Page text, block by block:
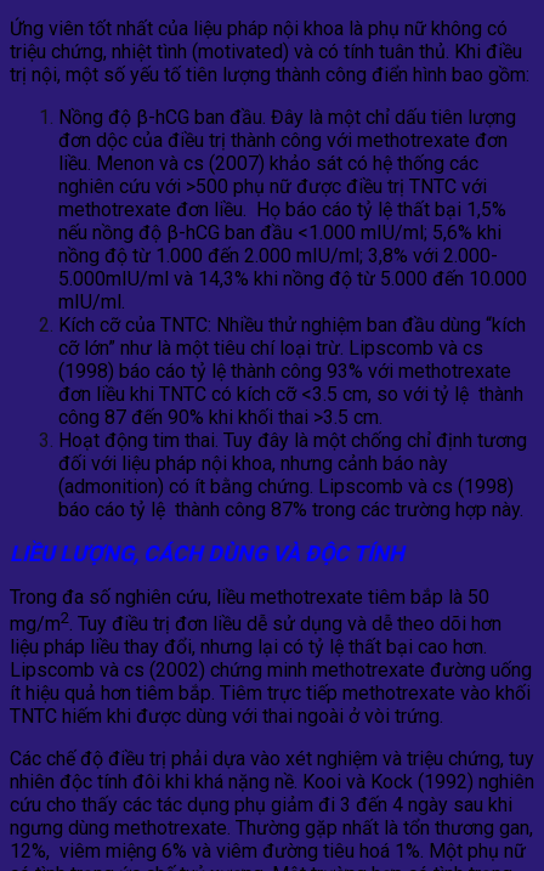
Ứng viên tốt nhất của liệu pháp nội khoa là phụ nữ không có
triệu chứng, nhiệt tình (motivated) và có tính tuân thủ. Khi điều
trị nội, một số yếu tố tiên lượng thành công điển hình bao gồm:
Nồng độ β-hCG ban đầu. Đây là một chỉ dấu tiên lượng
đơn dộc của điều trị thành công với methotrexate đơn
liều. Menon và cs (2007) khảo sát có hệ thống các
nghiên cứu với >500 phụ nữ được điều trị TNTC với
methotrexate đơn liều. Họ báo cáo tỷ lệ thất bại 1,5%
nếu nồng độ β-hCG ban đầu <1.000 mIU/ml; 5,6% khi
nồng độ từ 1.000 đến 2.000 mIU/ml; 3,8% với 2.000-
5.000mIU/ml và 14,3% khi nồng độ từ 5.000 đến 10.000
mIU/ml.
Kích cỡ của TNTC: Nhiều thử nghiệm ban đầu dùng “kích
cỡ lớn” như là một tiêu chí loại trừ. Lipscomb và cs
(1998) báo cáo tỷ lệ thành công 93% với methotrexate
đơn liều khi TNTC có kích cỡ <3.5 cm, so với tỷ lệ thành
công 87 đến 90% khi khối thai >3.5 cm.
Hoạt động tim thai. Tuy đây là một chống chỉ định tương
đối với liệu pháp nội khoa, nhưng cảnh báo này
(admonition) có ít bằng chứng. Lipscomb và cs (1998)
báo cáo tỷ lệ thành công 87% trong các trường hợp này.
LIỀU LƯỢNG, CÁCH DÙNG VÀ ĐỘC TÍNH
Trong đa số nghiên cứu, liều methotrexate tiêm bắp là 50
mg/m2. Tuy điều trị đơn liều dễ sử dụng và dễ theo dõi hơn
liệu pháp liều thay đổi, nhưng lại có tỷ lệ thất bại cao hơn.
Lipscomb và cs (2002) chứng minh methotrexate đường uống
ít hiệu quả hơn tiêm bắp. Tiêm trực tiếp methotrexate vào khối
TNTC hiếm khi được dùng với thai ngoài ở vòi trứng.
Các chế độ điều trị phải dựa vào xét nghiệm và triệu chứng, tuy
nhiên độc tính đôi khi khá nặng nề. Kooi và Kock (1992) nghiên
cứu cho thấy các tác dụng phụ giảm đi 3 đến 4 ngày sau khi
ngưng dùng methotrexate. Thường gặp nhất là tổn thương gan,
12%, viêm miệng 6% và viêm đường tiêu hoá 1%. Một phụ nữ